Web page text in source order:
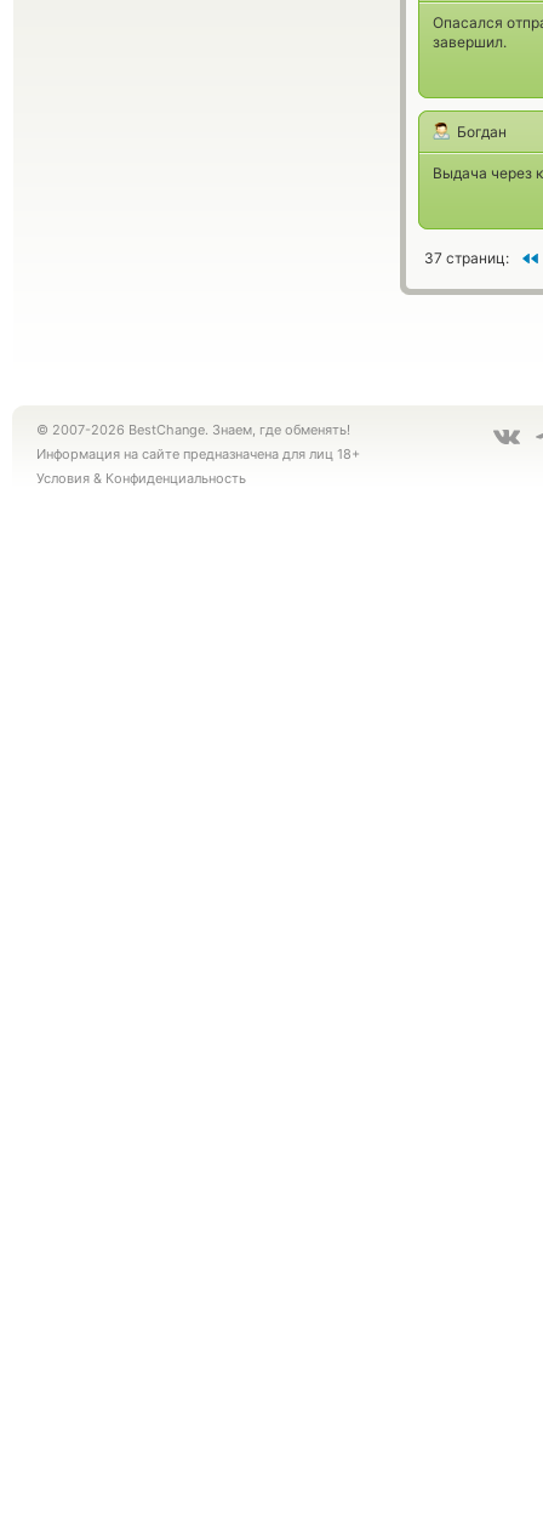
Опасался
завершил.
Богдан
Выдача через
37 страниц:
© 2007-2026 BestChange. Знаем, где обменять!
Информация на сайте предназначена для лиц 18+
Условия & Конфиденциальность